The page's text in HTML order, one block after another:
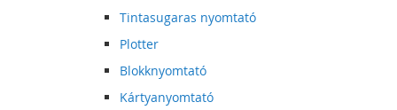
Tintasugaras nyomtató
Plotter
Blokknyomtató
Kártyanyomtató